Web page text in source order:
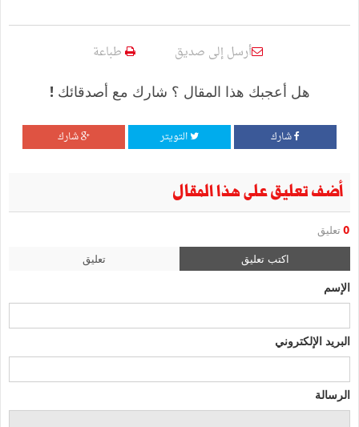
أرسل إلى صديق طباعة
هل أعجبك هذا المقال ؟ شارك مع أصدقائك !
شارك التويتر شارك
أضف تعليق على هذا المقال
0 تعليق
اكتب تعليق تعليق
الإسم
البريد الإلكتروني
الرسالة